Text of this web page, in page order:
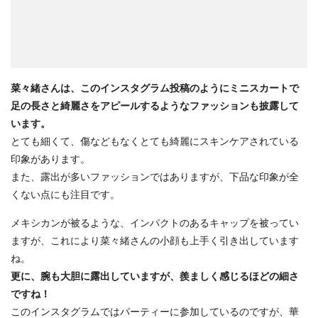
菜々緒さんは、このインスタグラム投稿のようにミニスカートで
足の長さと綺麗さをアピールするようなファッションも披露して
います。
とても細くて、傷などもなくとても綺麗にスキンケアされている
印象があります。
また、露出が多いファッションではありますが、下品な印象が全
くない点にも注目です。
メキシカンが被るような、インパクトのあるキャップを被ってい
ますが、これにより菜々緒さんの小顔も上手く引き出しています
ね。
更に、腕も大胆に露出していますが、羨ましく感じるほどの細さ
ですね！
このインスタグラムではパーティーに参加しているのですが、華